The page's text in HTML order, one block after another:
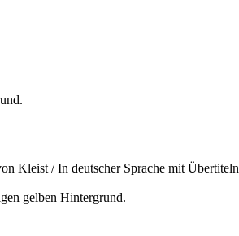
Kleist / In deutscher Sprache mit Übertiteln